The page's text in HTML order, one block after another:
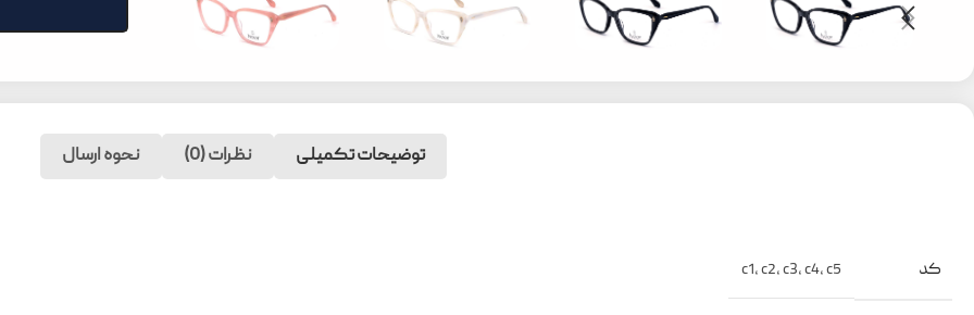
توضیحات تکمیلی نظرات (0) نحوه ارسال
کد c1,c2,c3,c4,c5